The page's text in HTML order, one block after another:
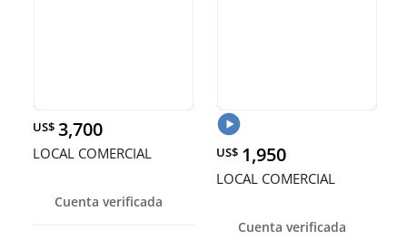
US$ 3,700
LOCAL COMERCIAL
Cuenta verificada
US$ 1,950
LOCAL COMERCIAL
Cuenta verificada